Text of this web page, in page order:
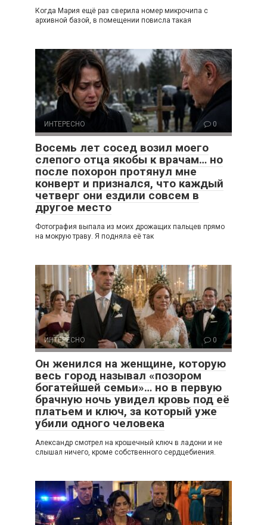
Когда Мария ещё раз сверила номер микрочипа с
архивной базой, в помещении повисла такая
ИНТЕРЕСНО 0
Восемь лет сосед возил моего
слепого отца якобы к врачам… но
после похорон протянул мне
конверт и признался, что каждый
четверг они ездили совсем в
другое место
Фотография выпала из моих дрожащих пальцев прямо
на мокрую траву. Я подняла её так
ИНТЕРЕСНО 0
Он женился на женщине, которую
весь город называл «позором
богатейшей семьи»… но в первую
брачную ночь увидел кровь под её
платьем и ключ, за который уже
убили одного человека
Александр смотрел на крошечный ключ в ладони и не
слышал ничего, кроме собственного сердцебиения.